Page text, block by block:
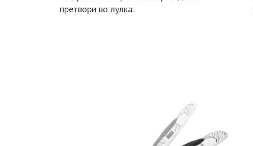
претвори во лулка.